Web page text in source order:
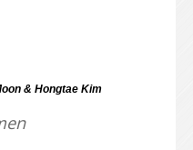
& Hongtae Kim